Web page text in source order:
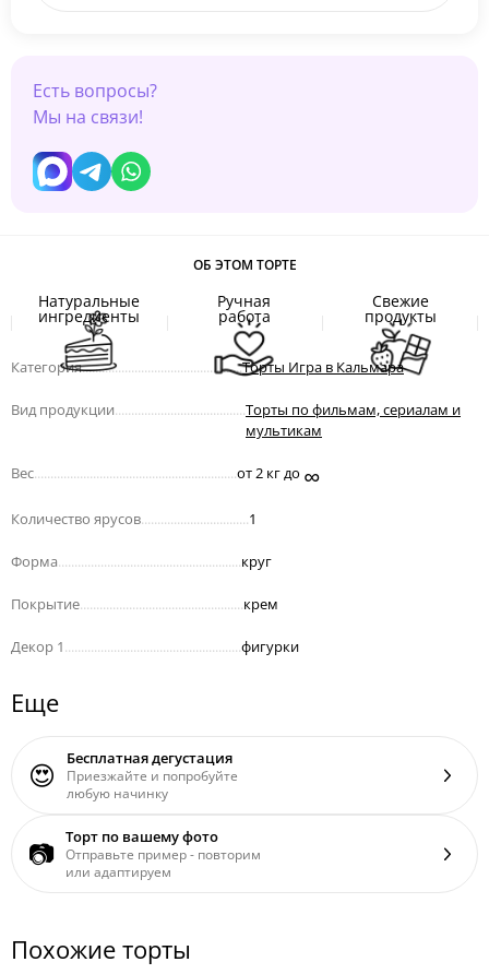
Есть вопросы?
Мы на связи!
ОБ ЭТОМ ТОРТЕ
Натуральные
ингредиенты
Ручная
работа
Свежие
продукты
Категория.................................................Торты Игра в Кальмара
Вид продукции
Торты по фильмам, сериалам и
мультикам
Вес от 2 кг до ∞
Количество ярусов 1
Форма круг
Покрытие крем
Декор 1 фигурки
Еще
😍 Бесплатная дегустация
Приезжайте и попробуйте
любую начинку
📷 Торт по вашему фото
Отправьте пример - повторим
или адаптируем
Похожие торты